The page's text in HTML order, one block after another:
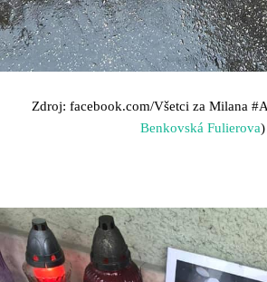
Zdroj: facebook.com/Všetci za Milana
Benkovská Fulierova)